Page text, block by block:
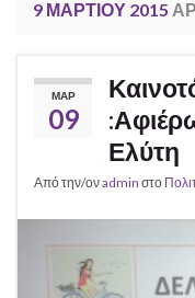
9 ΜΑΡΤΊΟΥ 2015
ΜΑΡ
09
Ελύτη
Από την/ονadmin στο